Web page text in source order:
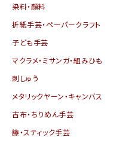
染料・顔料
折紙手芸・ペーパークラフト
子ども手芸
マクラメ・ミサンガ・組みひも
刺しゅう
メタリックヤーン・キャンバス
古布・ちりめん手芸
籐・スティック手芸